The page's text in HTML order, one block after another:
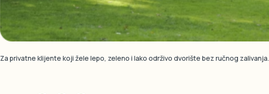
Za privatne klijente koji žele lepo, zeleno i lako održivo dvorište bez ručnog zalivanja.